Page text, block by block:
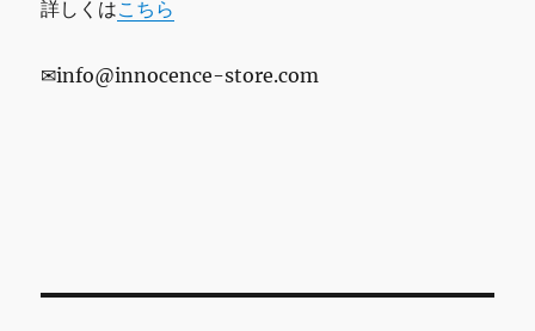
詳しくはこちら
✉info@innocence-store.com